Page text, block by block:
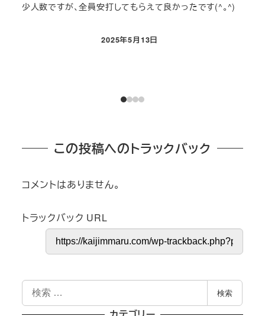
少人数ですが、全員安打してもらえて良かったです(^｡^)
投稿日
2025年5月13日
この投稿へのトラックバック
コメントはありません。
トラックバック URL
索
検索